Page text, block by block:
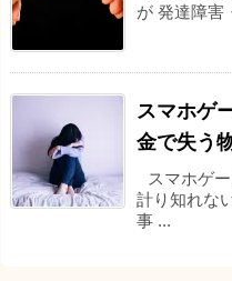
が 発達障害
スマホゲ
金で失う
スマホゲ
計り知れな
事 ...